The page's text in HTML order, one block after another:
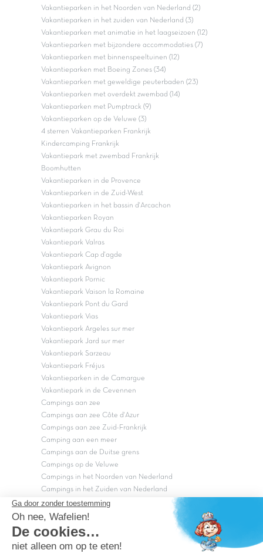
Vakantieparken in het Noorden van Nederland (2)
Vakantieparken in het zuiden van Nederland (3)
Vakantieparken met animatie in het laagseizoen (12)
Vakantieparken met bijzondere accommodaties (7)
Vakantieparken met binnenspeeltuinen (12)
Vakantieparken met Boeing Zones (34)
Vakantieparken met geweldige peuterbaden (23)
Vakantieparken met overdekt zwembad (14)
Vakantieparken met Pumptrack (9)
Vakantieparken op de Veluwe (3)
4 sterren Vakantieparken Frankrijk
Kindercamping Frankrijk
Vakantiepark met zwembad Frankrijk
Boomhutten
Vakantieparken in de Provence
Vakantieparken in de Zuid-West
Vakantieparken in het bassin d'Arcachon
Vakantieparken Royan
Vakantiepark Grau du Roi
Vakantiepark Valras
Vakantiepark Cap d'agde
Vakantiepark Avignon
Vakantiepark Pornic
Vakantiepark Vaison la Romaine
Vakantiepark Pont du Gard
Vakantiepark Vias
Vakantiepark Argeles sur mer
Vakantiepark Jard sur mer
Vakantiepark Sarzeau
Vakantiepark Fréjus
Vakantieparken in de Camargue
Vakantiepark in de Cevennen
Campings aan zee
Campings aan zee Côte d'Azur
Campings aan zee Zuid-Frankrijk
Camping aan een meer
Campings aan de Duitse grens
Campings op de Veluwe
Campings in het Noorden van Nederland
Campings in het Zuiden van Nederland
Copyright Capfun 2026 ©
Bij Capfun solliciteren
Veelgestelde vragen
Dutchbox Vakantiepark